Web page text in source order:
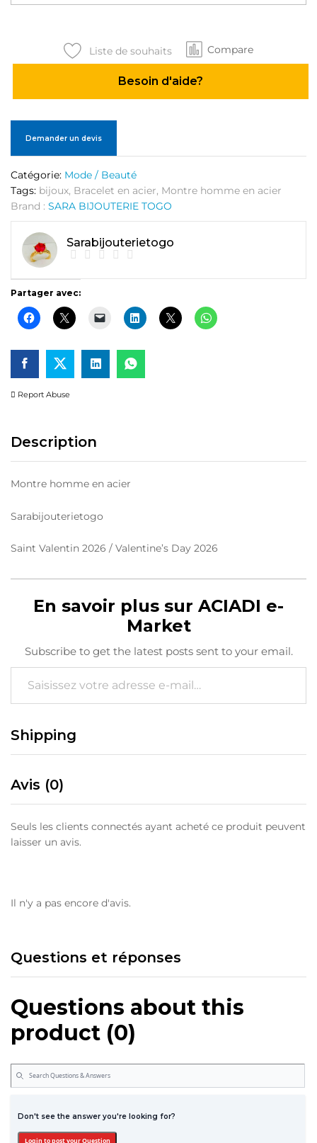
en
Liste de souhaits Compare
Besoin d'aide?
Demander un devis
Catégorie: Mode / Beauté
Tags: bijoux, Bracelet en acier, Montre homme en acier
Brand : SARA BIJOUTERIE TOGO
Sarabijouterietogo
Partager avec:
Report Abuse
Description
Montre homme en acier
Sarabijouterietogo
Saint Valentin 2026 / Valentine’s Day 2026
En savoir plus sur ACIADI e-
Market
Subscribe to get the latest posts sent to your email.
Saisissez votre adresse e-mail…
Shipping
Avis (0)
Seuls les clients connectés ayant acheté ce produit peuvent
laisser un avis.
Il n'y a pas encore d'avis.
Questions et réponses
Questions about this
product (0)
Don't see the answer you're looking for?
Login to post your Question